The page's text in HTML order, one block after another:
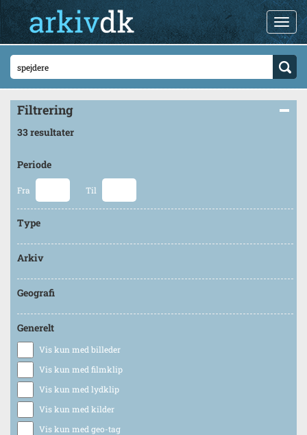
Filtrering
33 resultater
Periode
Fra Til
Type
Arkiv
Geografi
Generelt
Vis kun med billeder
Vis kun med filmklip
Vis kun med lydklip
Vis kun med kilder
Vis kun med geo-tag